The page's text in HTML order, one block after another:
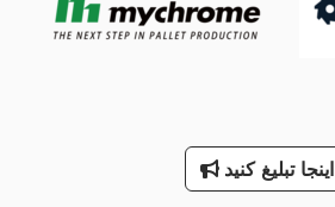
لوازم جانبی برای ماشین آلات تاشو
اینجا تبلیغ کنید